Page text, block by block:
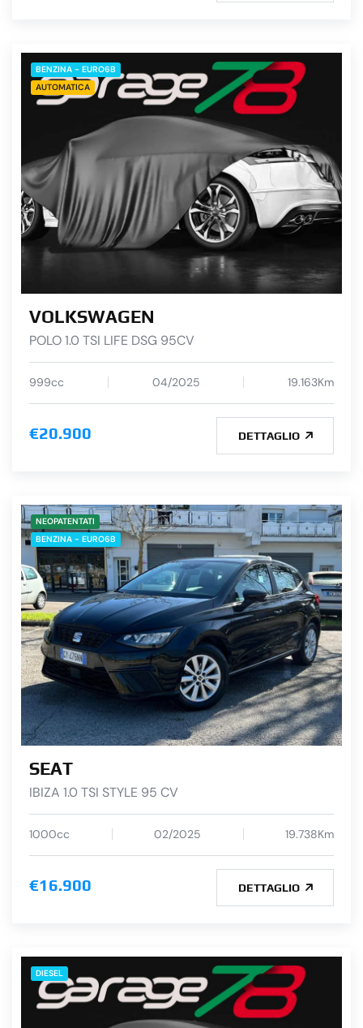
BENZINA - EURO6B
AUTOMATICA
VOLKSWAGEN
POLO 1.0 TSI LIFE DSG 95CV
999cc 04/2025 19.163Km
€20.900 DETTAGLIO
NEOPATENTATI
BENZINA - EURO6B
SEAT
IBIZA 1.0 TSI STYLE 95 CV
1000cc 02/2025 19.738Km
€16.900 DETTAGLIO
DIESEL